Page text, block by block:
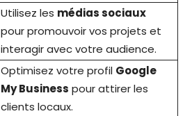
Utilisez les médias sociaux
pour promouvoir vos projets et
interagir avec votre audience.
Optimisez votre profil Google
My Business pour attirer les
clients locaux.